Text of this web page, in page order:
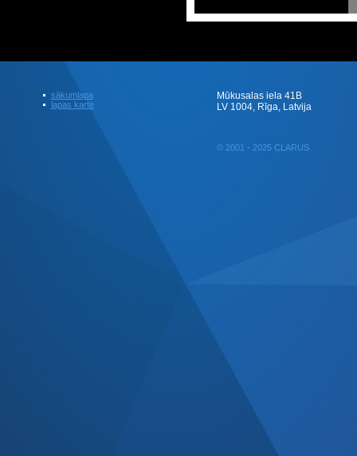
sākumlapa
lapas karte
Mūkusalas iela 41B
LV 1004, Rīga, Latvija
© 2001 - 2025 CLARUS